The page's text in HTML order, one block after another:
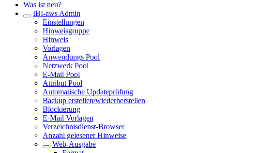
Was ist neu?
IBI-aws Admin
Einstellungen
Hinweisgruppe
Hinweis
Vorlagen
Anwendungs Pool
Netzwerk Pool
E-Mail Pool
Attribut Pool
Automatische Updateprüfung
Backup erstellen/wiederherstellen
Blockierung
E-Mail Vorlagen
Verzeichnisdienst-Browser
Anzahl gelesener Hinweise
Web-Ausgabe